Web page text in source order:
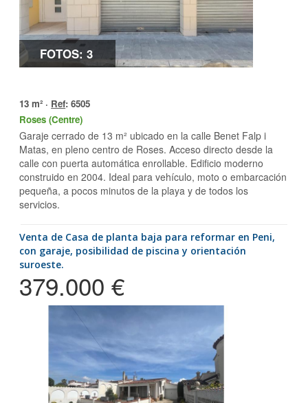
FOTOS: 3
13 m² · Ref: 6505
Roses (Centre)
Garaje cerrado de 13 m² ubicado en la calle Benet Falp i
Matas, en pleno centro de Roses. Acceso directo desde la
calle con puerta automática enrollable. Edificio moderno
construido en 2004. Ideal para vehículo, moto o embarcación
pequeña, a pocos minutos de la playa y de todos los
servicios.
Venta de Casa de planta baja para reformar en Peni,
con garaje, posibilidad de piscina y orientación
suroeste.
379.000 €